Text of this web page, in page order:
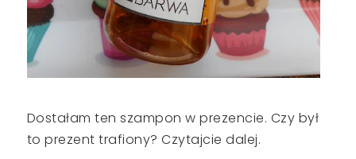
Dostałam ten szampon w prezencie. Czy był
to prezent trafiony? Czytajcie dalej.